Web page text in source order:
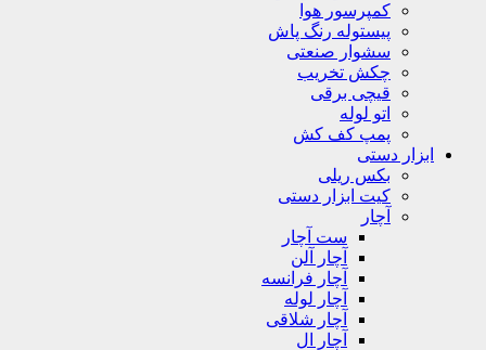
کمپرسور هوا
پیستوله رنگ پاش
سشوار صنعتی
چکش تخریب
قیچی برقی
اتو لوله
پمپ کف کش
ابزار دستی
بکس ریلی
کیت ابزار دستی
آچار
ست آچار
آچار آلن
آچار فرانسه
آچار لوله
آچار شلاقی
آچار ال